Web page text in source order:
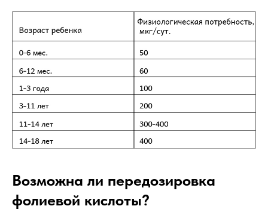
Возможна ли передозировка
фолиевой кислоты?